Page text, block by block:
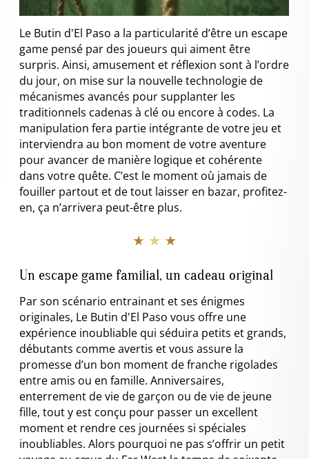
Le Butin d'El Paso a la particularité d’être un escape
game pensé par des joueurs qui aiment être
surpris. Ainsi, amusement et réflexion sont à l’ordre
du jour, on mise sur la nouvelle technologie de
mécanismes avancés pour supplanter les
traditionnels cadenas à clé ou encore à codes. La
manipulation fera partie intégrante de votre jeu et
interviendra au bon moment de votre aventure
pour avancer de manière logique et cohérente
dans votre quête. C’est le moment où jamais de
fouiller partout et de tout laisser en bazar, profitez-
en, ça n’arrivera peut-être plus.
★ ★ ★
Un escape game familial, un cadeau original
Par son scénario entrainant et ses énigmes
originales, Le Butin d'El Paso vous offre une
expérience inoubliable qui séduira petits et grands,
débutants comme avertis et vous assure la
promesse d’un bon moment de franche rigolades
entre amis ou en famille. Anniversaires,
enterrement de vie de garçon ou de vie de jeune
fille, tout y est conçu pour passer un excellent
moment et rendre ces journées si spéciales
inoubliables. Alors pourquoi ne pas s’offrir un petit